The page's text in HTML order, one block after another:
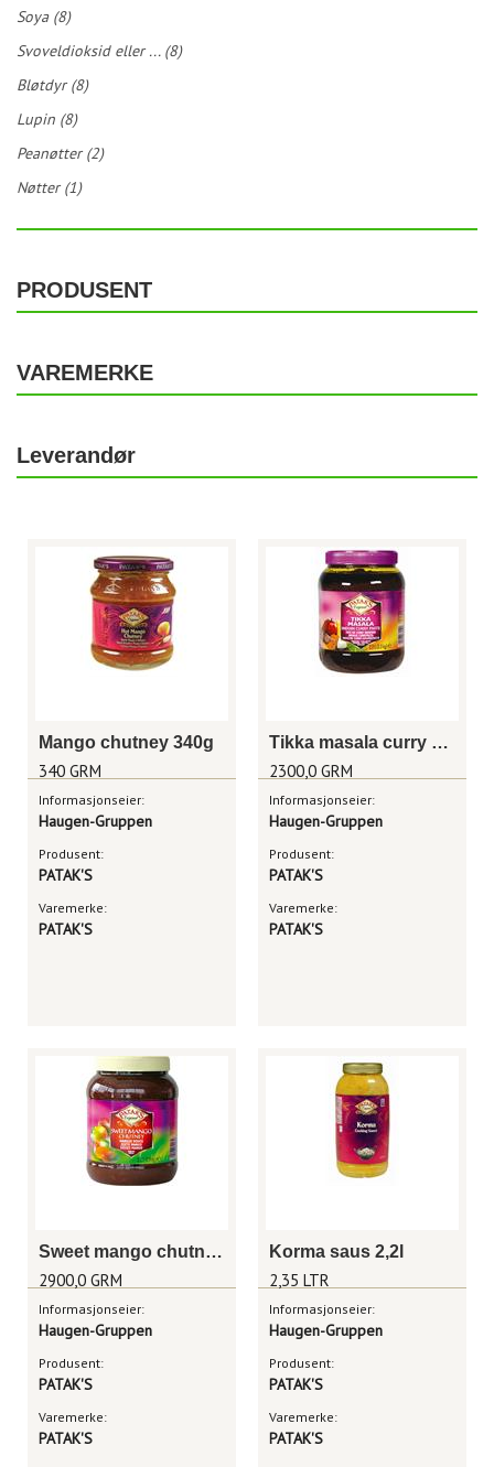
Soya (8)
Svoveldioksid eller ... (8)
Bløtdyr (8)
Lupin (8)
Peanøtter (2)
Nøtter (1)
PRODUSENT
VAREMERKE
Leverandør
Mango chutney 340g
340 GRM
Informasjonseier:
Haugen-Gruppen
Produsent:
PATAK'S
Varemerke:
PATAK'S
Tikka masala curry paste 2,3kg
2300,0 GRM
Informasjonseier:
Haugen-Gruppen
Produsent:
PATAK'S
Varemerke:
PATAK'S
Sweet mango chutney 2,9kg
2900,0 GRM
Informasjonseier:
Haugen-Gruppen
Produsent:
PATAK'S
Varemerke:
PATAK'S
Korma saus 2,2l
2,35 LTR
Informasjonseier:
Haugen-Gruppen
Produsent:
PATAK'S
Varemerke:
PATAK'S